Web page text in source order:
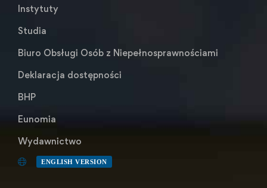
Instytuty
Studia
Biuro Obsługi Osób z Niepełnosprawnościami
Deklaracja dostępności
BHP
Eunomia
Wydawnictwo
ENGLISH VERSION